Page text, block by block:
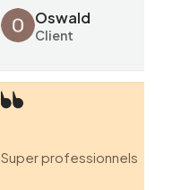
Oswald
Client
Super professionnels